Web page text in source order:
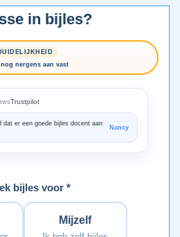
in bijles?
nergens aan vast
Trustpilot
dat er een goede bijles docent aan
Nancy
bijles voor *
Mijzelf